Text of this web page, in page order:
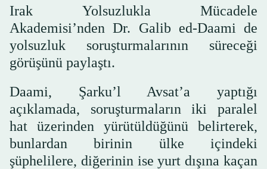
Irak Yolsuzlukla Mücadele
Akademisi’nden Dr. Galib ed-Daami de
yolsuzluk soruşturmalarının süreceği
görüşünü paylaştı.
Daami, Şarku’l Avsat’a yaptığı
açıklamada, soruşturmaların iki paralel
hat üzerinden yürütüldüğünü belirterek,
bunlardan birinin ülke içindeki
şüphelilere, diğerinin ise yurt dışına kaçan